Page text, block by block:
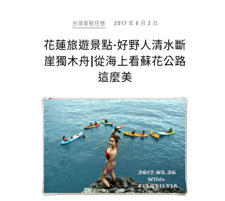
台灣景點住宿 2017 年 6 月 2 日
花蓮旅遊景點-好野人清水斷
崖獨木舟|從海上看蘇花公路
這麼美